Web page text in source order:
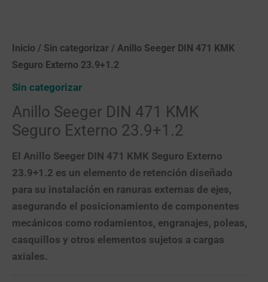
Inicio / Sin categorizar / Anillo Seeger DIN 471 KMK
Seguro Externo 23.9+1.2
Sin categorizar
Anillo Seeger DIN 471 KMK
Seguro Externo 23.9+1.2
El Anillo Seeger DIN 471 KMK Seguro Externo
23.9+1.2 es un elemento de retención diseñado
para su instalación en ranuras externas de ejes,
asegurando el posicionamiento de componentes
mecánicos como rodamientos, engranajes, poleas,
casquillos y otros elementos sujetos a cargas
axiales.